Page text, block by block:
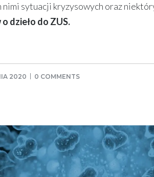
sytuacji kryzysowych oraz
dzieło do ZUS.
2020 0 COMMENTS